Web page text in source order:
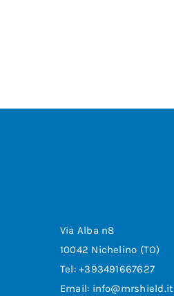
Via Alba n8
10042 Nichelino (TO)
Tel: +393491667627
Email: info@mrshield.it